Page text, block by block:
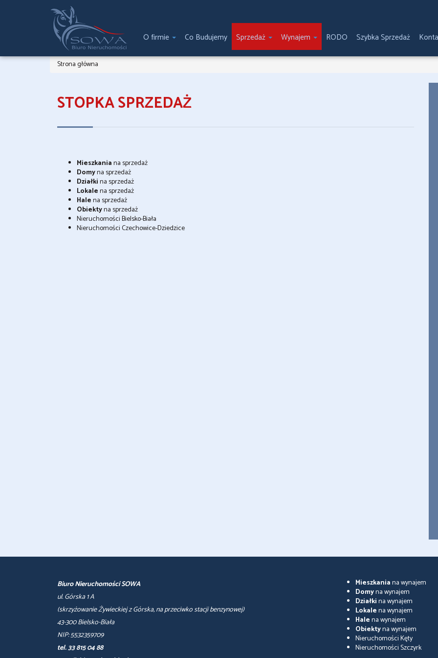
O firmie Co Budujemy Sprzedaż Wynajem RODO Szybka Sprzedaż
Strona główna
STOPKA SPRZEDAŻ
Mieszkaniana sprzedaż
Domyna sprzedaż
Działkina sprzedaż
Lokalena sprzedaż
Halena sprzedaż
Obiektyna sprzedaż
Nieruchomości Bielsko-Biała
Nieruchomości Czechowice-Dziedzice
Biuro Nieruchomości SOWA
ul. Górska 1 A
(skrzyżowanie Żywieckiej z Górska, na przeciwko stacji benzynowej)
43-300 Bielsko-Biała
NIP: 5532359709
tel. 33 815 04 88
Mieszkaniana wynajem
Domyna wynajem
Działkina wynajem
Lokalena wynajem
Halena wynajem
Obiektyna wynajem
Nieruchomości Kęty
Nieruchomości Szczyrk